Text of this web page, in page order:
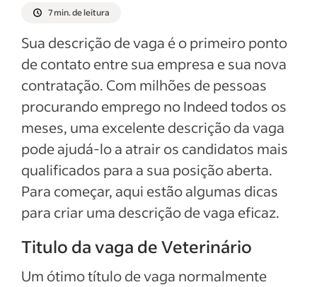
Resumo da vaga de Veterinário
Responsabilidades e deveres de
Veterinário
Qualificações e habilidades de Veterinário
Exemplos de descrição da vaga
Ver mais
7 min. de leitura
Sua descrição de vaga é o primeiro ponto
de contato entre sua empresa e sua nova
contratação. Com milhões de pessoas
procurando emprego no Indeed todos os
meses, uma excelente descrição da vaga
pode ajudá-lo a atrair os candidatos mais
qualificados para a sua posição aberta.
Para começar, aqui estão algumas dicas
para criar uma descrição de vaga eficaz.
Titulo da vaga de Veterinário
Um ótimo título de vaga normalmente